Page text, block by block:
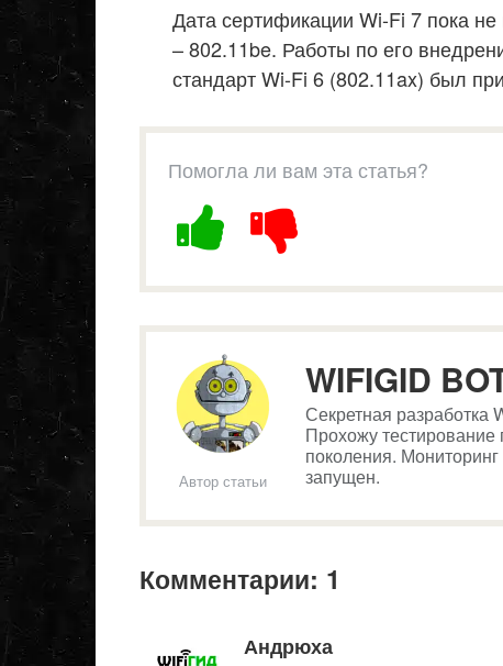
Дата сертификации Wi-Fi 7 пока
– 802.11be. Работы по его
стандарт Wi-Fi 6 (802.11ax) был
Помогла ли вам эта статья?
Автор статьи
WIFIGID
Секретная разработка
Прохожу
поколения.
запущен.
Комментарии: 1
Андрюха